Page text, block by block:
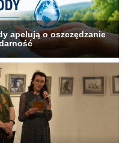
apelują o oszczędzanie